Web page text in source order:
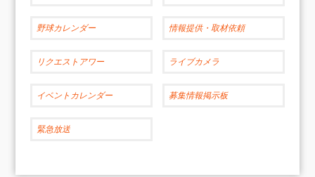
野球カレンダー 情報提供・取材依頼
リクエストアワー ライブカメラ
イベントカレンダー 募集情報掲示板
緊急放送